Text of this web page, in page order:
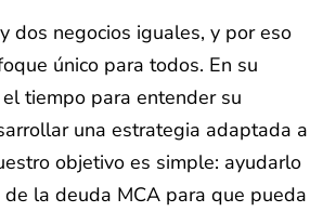
dos negocios iguales, y por eso
único para todos. En su
tiempo para entender su
una estrategia adaptada a
objetivo es simple: ayudarlo
la deuda MCA para que pueda